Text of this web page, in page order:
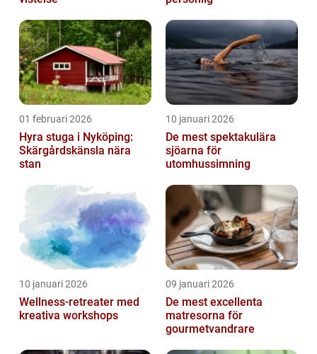
01 februari 2026
Hyra stuga i Nyköping:
Skärgårdskänsla nära
stan
10 januari 2026
De mest spektakulära
sjöarna för
utomhussimning
10 januari 2026
Wellness-retreater med
kreativa workshops
09 januari 2026
De mest excellenta
matresorna för
gourmetvandrare